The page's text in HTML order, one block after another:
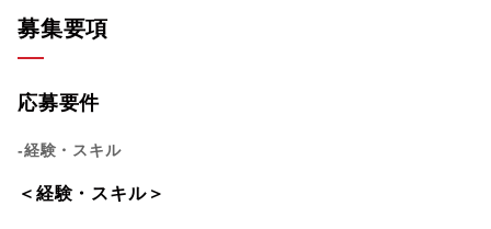
募集要項
応募要件
-経験・スキル
＜経験・スキル＞